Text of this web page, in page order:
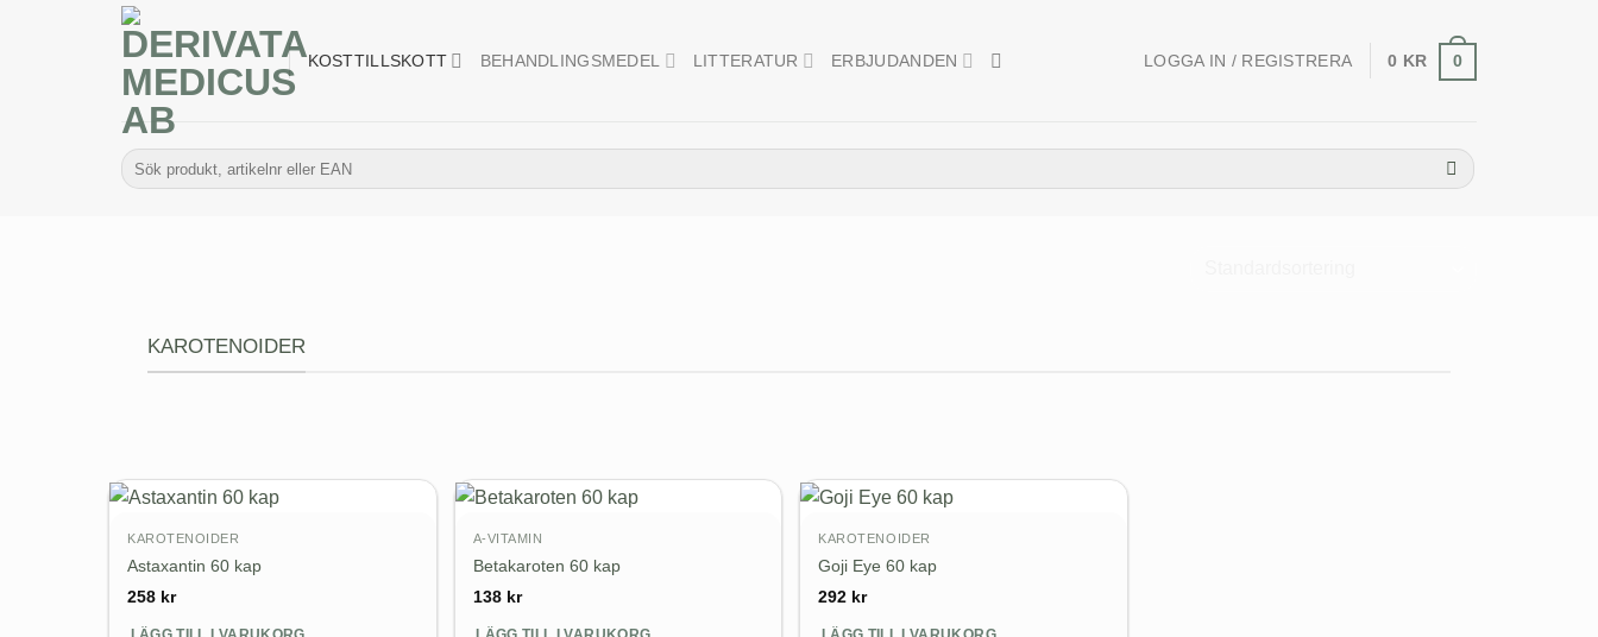
KOSTTILLSKOTT BEHANDLINGSMEDEL LITTERATUR ERBJUDANDEN LOGGA IN / REGISTRERA 0 KR 0
Sök
efter:
KAROTENOIDER
KAROTENOIDER
Astaxantin 60 kap
258 kr
A-VITAMIN
Betakaroten 60 kap
138 kr
KAROTENOIDER
Goji Eye 60 kap
292 kr